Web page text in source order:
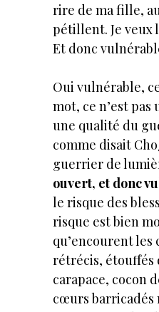
rire de ma fille,
pétillent. Je
Et donc
Oui vulnérable,
mot, ce n’est pas
une qualité du
comme disait
guerrier de
ouvert, et donc
le risque des
risque est bien
qu’encourent
rétrécis, étouffés
carapace, cocon
cœurs barricadés